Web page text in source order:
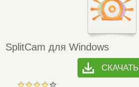
SplitCam для Windows
СКАЧАТЬ